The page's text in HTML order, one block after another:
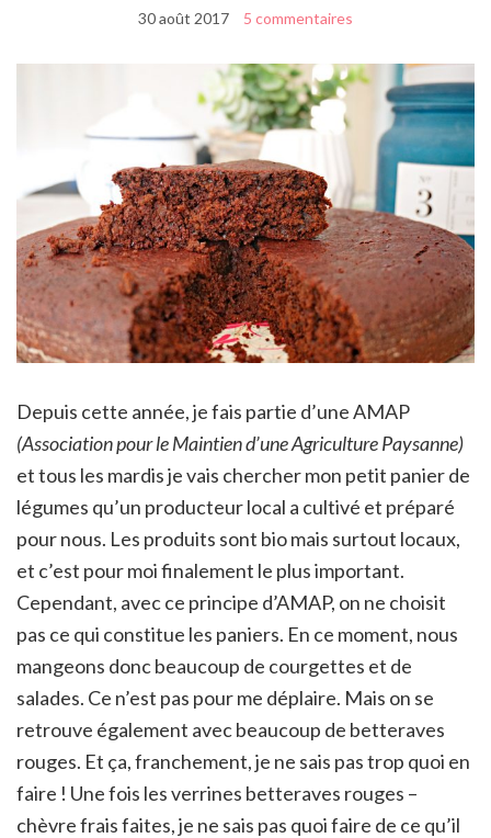
30 août 2017 5 commentaires
Depuis cette année, je fais partie d’une AMAP
(Association pour le Maintien d’une Agriculture Paysanne)
et tous les mardis je vais chercher mon petit panier de
légumes qu’un producteur local a cultivé et préparé
pour nous. Les produits sont bio mais surtout locaux,
et c’est pour moi finalement le plus important.
Cependant, avec ce principe d’AMAP, on ne choisit
pas ce qui constitue les paniers. En ce moment, nous
mangeons donc beaucoup de courgettes et de
salades. Ce n’est pas pour me déplaire. Mais on se
retrouve également avec beaucoup de betteraves
rouges. Et ça, franchement, je ne sais pas trop quoi en
faire ! Une fois les verrines betteraves rouges –
chèvre frais faites, je ne sais pas quoi faire de ce qu’il